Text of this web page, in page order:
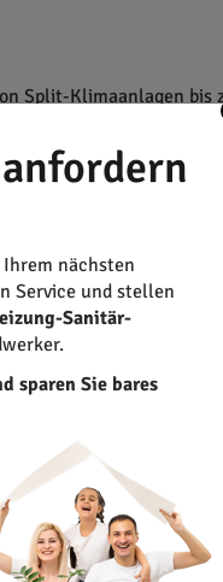
Split-Klimaanlagen bis
- Erneuerbare
*Änderungen und
Ihrem nächsten
Service und stellen
Sanitär-
sparen Sie bares